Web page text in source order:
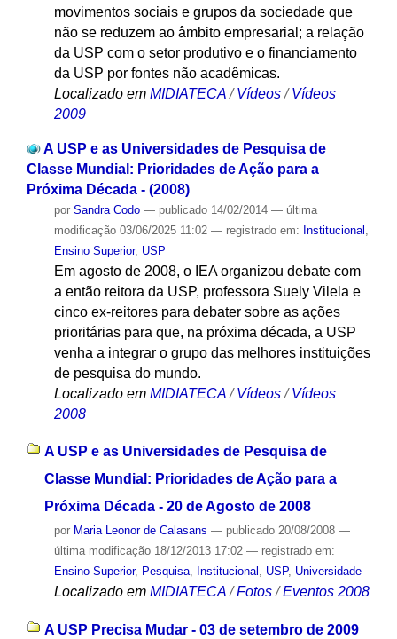
movimentos sociais e grupos da sociedade que
não se reduzem ao âmbito empresarial; a relação
da USP com o setor produtivo e o financiamento
da USP por fontes não acadêmicas.
Localizado em MIDIATECA /Vídeos /Vídeos
2009
A USP e as Universidades de Pesquisa de
Classe Mundial: Prioridades de Ação para a
Próxima Década - (2008)
por Sandra Codo — publicado14/02/2014 — última
modificação03/06/2025 11:02 — registrado em: Institucional
Ensino Superior, USP
Em agosto de 2008, o IEA organizou debate com
a então reitora da USP, professora Suely Vilela e
cinco ex-reitores para debater sobre as ações
prioritárias para que, na próxima década, a USP
venha a integrar o grupo das melhores instituições
de pesquisa do mundo.
Localizado em MIDIATECA /Vídeos /Vídeos
2008
A USP e as Universidades de Pesquisa de
Classe Mundial: Prioridades de Ação para a
Próxima Década - 20 de Agosto de 2008
por Maria Leonor de Calasans — publicado20/08/2008 —
última modificação18/12/2013 17:02 — registrado em:
Ensino Superior, Pesquisa, Institucional , USP, Universidade
Localizado em MIDIATECA /Fotos /Eventos 2008
A USP Precisa Mudar - 03 de setembro de 2009